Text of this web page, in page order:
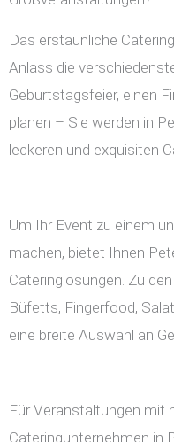
Das erstaunliche
Anlass die
Geburtstagsfeier, einen
planen – Sie werden in
leckeren und exquisiten
Um Ihr Event zu einem
machen, bietet Ihnen
Cateringlösungen. Zu
Büfetts, Fingerfood,
eine breite Auswahl an
Für Veranstaltungen mit
Cateringunternehmen in